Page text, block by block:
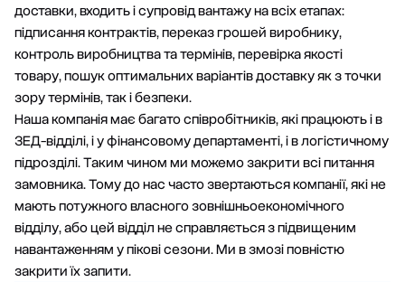
доставки, входить і супровід вантажу на всіх етапах:
підписання контрактів, переказ грошей виробнику,
контроль виробництва та термінів, перевірка якості
товару, пошук оптимальних варіантів доставку як з точки
зору термінів, так і безпеки.
Наша компанія має багато співробітників, які працюють і в
ЗЕД-відділі, і у фінансовому департаменті, і в логістичному
підрозділі. Таким чином ми можемо закрити всі питання
замовника. Тому до нас часто звертаються компанії, які не
мають потужного власного зовнішньоекономічного
відділу, або цей відділ не справляється з підвищеним
навантаженням у пікові сезони. Ми в змозі повністю
закрити їх запити.